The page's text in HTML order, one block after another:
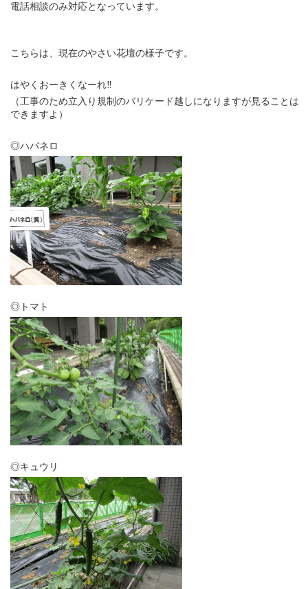
電話相談のみ対応となっています。
こちらは、現在のやさい花壇の様子です。
はやくおーきくなーれ‼
（工事のため立入り規制のバリケード越しになりますが見ることは
できますよ）
◎ハバネロ
◎トマト
◎キュウリ